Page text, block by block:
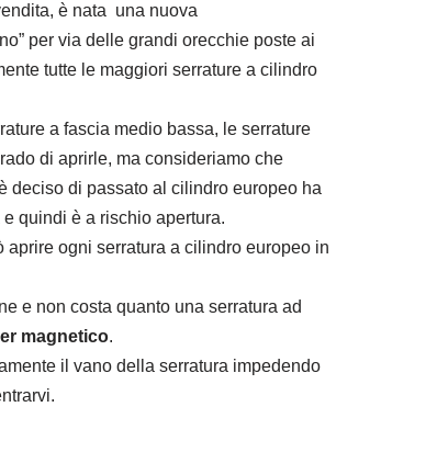
è nata una nuova
per via delle grandi orecchie poste ai
tutte le maggiori serrature a cilindro
a fascia medio bassa, le serrature
di aprirle, ma consideriamo che
deciso di passato al cilindro europeo ha
quindi è a rischio apertura.
aprire ogni serratura a cilindro europeo in
e non costa quanto una serratura ad
magnetico.
il vano della serratura impedendo